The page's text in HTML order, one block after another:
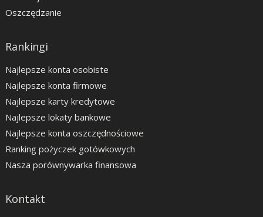
Oszczędzanie
Rankingi
Najlepsze konta osobiste
Najlepsze konta firmowe
Najlepsze karty kredytowe
Najlepsze lokaty bankowe
Najlepsze konta oszczędnościowe
Ranking pożyczek gotówkowych
Nasza porównywarka finansowa
Kontakt